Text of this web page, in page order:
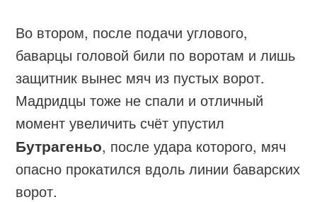
Во втором, после подачи углового,
баварцы головой били по воротам и лишь
защитник вынес мяч из пустых ворот.
Мадридцы тоже не спали и отличный
момент увеличить счёт упустил
Бутрагеньо, после удара которого, мяч
опасно прокатился вдоль линии баварских
ворот.